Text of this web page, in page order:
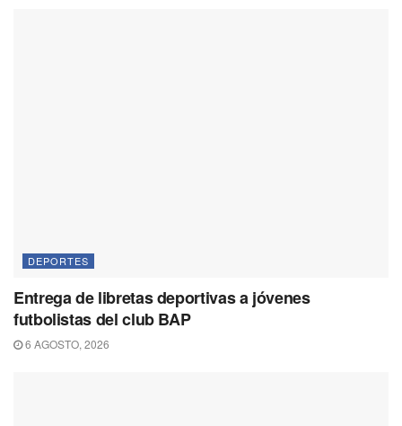
DEPORTES
Entrega de libretas deportivas a jóvenes
futbolistas del club BAP
6 AGOSTO, 2026